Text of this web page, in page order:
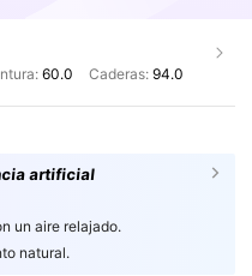
60.0 Caderas: 94.0
artificial
un aire relajado.
natural.